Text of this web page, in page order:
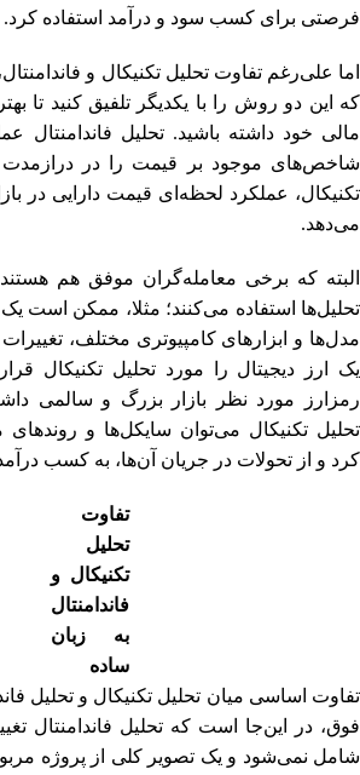
فرصتی برای کسب سود و درآمد استفاده کرد.
اما علی‌رغم تفاوت تحلیل تکنیکال و
که این دو روش را با یکدیگر تلفیق کنید تا
مالی خود داشته باشید. تحلیل فاندامنتال
شاخص‌های موجود بر قیمت را در
تکنیکال، عملکرد لحظه‌ای قیمت دارایی در
می‌دهد.
البته که برخی معامله‌‌گران موفق هم هستند
تحلیل‌ها استفاده می‌کنند؛ مثلا، ممکن است یک
مدل‌ها و ابزارهای کامپیوتری مختلف،
یک ارز دیجیتال را مورد تحلیل تکنیکال
رمزارز مورد نظر بازار بزرگ و سالمی
تحلیل تکنیکال می‌توان سایکل‌ها و
کرد و از تحولات در جریان آن‌ها، به کسب
تفاوت
تحلیل
تکنیکال و
فاندامنتال
به زبان
ساده
تفاوت اساسی میان تحلیل تکنیکال و تحلیل
فوق، در این‌جا است که تحلیل فاندامنتال
شامل نمی‌شود و یک تصویر کلی از پروژه